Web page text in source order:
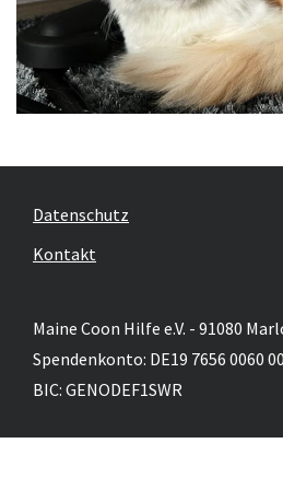
Datenschutz
Kontakt
Maine Coon Hilfe e.V. - 91080
Spendenkonto: DE19 7656 0060
BIC: GENODEF1SWR